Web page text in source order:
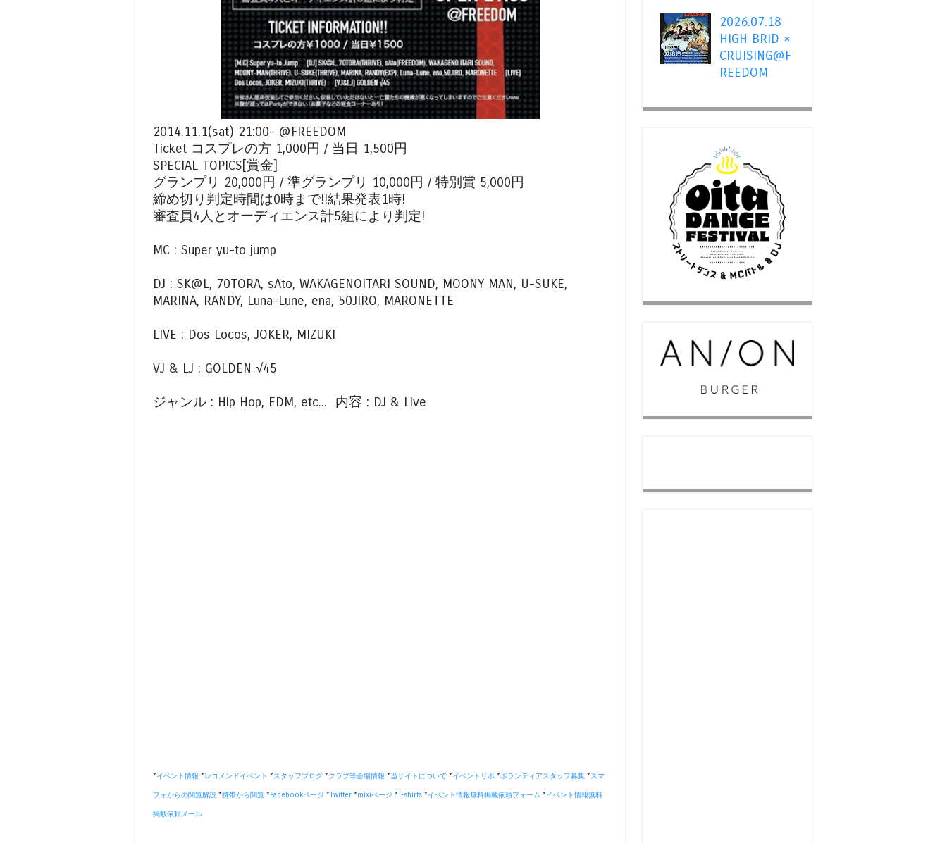
2014.11.1(sat) 21:00- @FREEDOM
Ticket コスプレの方 1,000円 / 当日 1,500円
SPECIAL TOPICS[賞金]
グランプリ 20,000円 / 準グランプリ 10,000円 / 特別賞 5,000円
締め切り判定時間は0時まで!!結果発表1時!
審査員4人とオーディエンス計5組により判定!
MC : Super yu-to jump
DJ : SK@L, 70TORA, sAto, WAKAGENOITARI SOUND, MOONY MAN, U-SUKE,
MARINA, RANDY, Luna-Lune, ena, 50JIRO, MARONETTE
LIVE : Dos Locos, JOKER, MIZUKI
VJ & LJ : GOLDEN √45
ジャンル : Hip Hop, EDM, etc... 内容 : DJ & Live
*イベント情報 *レコメンドイベント *スタッフブログ *クラブ等会場情報 *当サイトについて *イベントリポ *ボランティアスタッフ募集 *スマ
フォからの閲覧解説 *携帯から閲覧 * Facebookページ *Twitter *mixiページ *T-shirts *イベント情報無料掲載依頼フォーム *イベント情報無料
掲載依頼メール
2026.07.18
HIGH BRID ×
CRUISING@F
REEDOM